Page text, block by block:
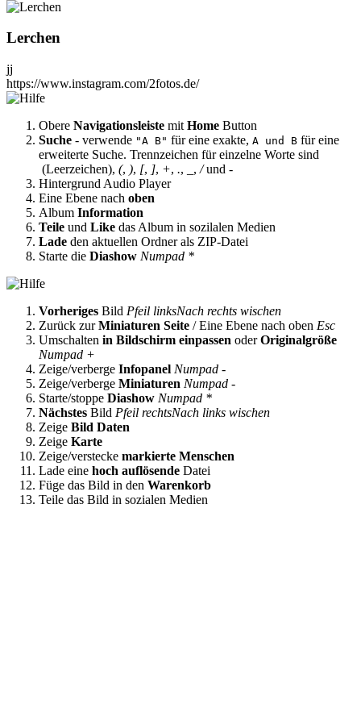
Lerchen
jj
https://www.instagram.com/2fotos.de/
Obere Navigationsleiste mit Home Button
Suche - verwende "A B" für eine exakte, A und B für eine
erweiterte Suche. Trennzeichen für einzelne Worte sind
(Leerzeichen), (, ), [, ], +, ., , /und -
Hintergrund Audio Player
Eine Ebene nach oben
Album Information
Teile und Like das Album in sozilalen Medien
Lade den aktuellen Ordner als ZIP-Datei
Starte die Diashow Numpad *
Vorheriges Bild Pfeil linksNach rechts wischen
Zurück zurMiniaturen Seite / Eine Ebene nach oben Esc
Umschalten in Bildschirm einpassen oderOriginalgröße
Numpad +
Zeige/verberge Infopanel Numpad -
Zeige/verberge Miniaturen Numpad -
Starte/stoppe Diashow Numpad *
Nächstes Bild Pfeil rechtsNach links wischen
Zeige Bild Daten
Zeige Karte
Zeige/verstecke markierte Menschen
Lade eine hoch auflösende Datei
Füge das Bild in den Warenkorb
Teile das Bild in sozialen Medien